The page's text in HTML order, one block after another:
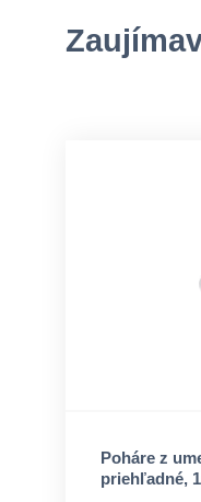
Poháre z
priehľadné,